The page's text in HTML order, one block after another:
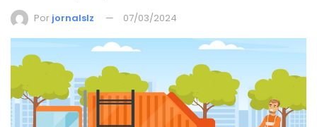
Por jornalslz 07/03/2024